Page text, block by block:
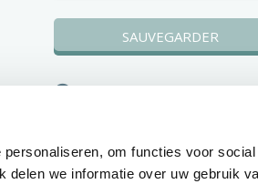
om functies voor
delen we informatie over uw gebruik
SAUVEGARDER
Encaissement du premier
versement après 30 jours